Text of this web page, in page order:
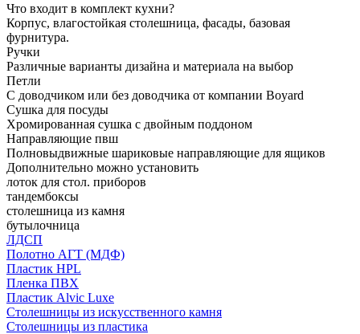
Что входит в комплект кухни?
Корпус, влагостойкая столешница, фасады, базовая
фурнитура.
Ручки
Различные варианты дизайна и материала на выбор
Петли
С доводчиком или без доводчика от компании Boyard
Сушка для посуды
Хромированная сушка с двойным поддоном
Направляющие пвш
Полновыдвижные шариковые направляющие для ящиков
Дополнительно можно установить
лоток для стол. приборов
тандембоксы
столешница из камня
бутылочница
ЛДСП
Полотно АГТ (МДФ)
Пластик HPL
Пленка ПВХ
Пластик Alvic Luxe
Столешницы из искусственного камня
Столешницы из пластика